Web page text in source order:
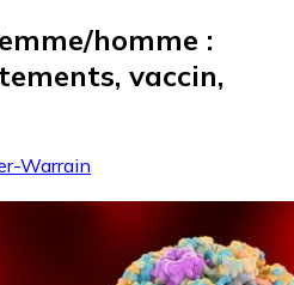
homme :
vaccin,
Warrain